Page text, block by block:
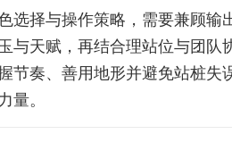
选择与操作策略，需要兼顾
与天赋，再结合理站位与团队
节奏、善用地形并避免站桩失
量。